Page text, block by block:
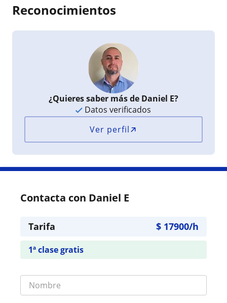
Reconocimientos
¿Quieres saber más de Daniel E?
Datos verificados
Ver perfil
Contacta con Daniel E
Tarifa $ 17900/h
1ª clase gratis